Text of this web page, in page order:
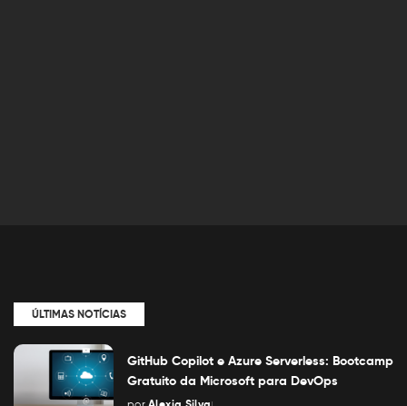
ÚLTIMAS NOTÍCIAS
GitHub Copilot e Azure Serverless: Bootcamp
Gratuito da Microsoft para DevOps